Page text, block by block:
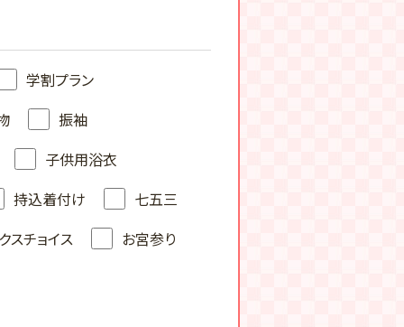
学割プラン
振袖
子供用浴衣
持込着付け
七五三
スチョイス
お宮参り